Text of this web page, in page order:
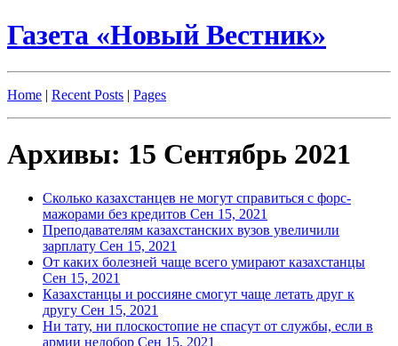
Газета «Новый Вестник»
Home | Recent Posts | Pages
Архивы: 15 Сентябрь 2021
Сколько казахстанцев не могут справиться с форс-
мажорами без кредитов Сен 15, 2021
Преподавателям казахстанских вузов увеличили
зарплату Сен 15, 2021
От каких болезней чаще всего умирают казахстанцы
Сен 15, 2021
Казахстанцы и россияне смогут чаще летать друг к
другу Сен 15, 2021
Ни тату, ни плоскостопие не спасут от службы, если в
армии недобор Сен 15, 2021